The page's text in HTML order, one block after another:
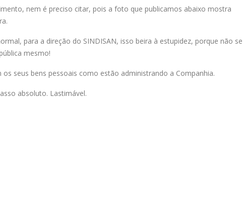
nem é preciso citar, pois a foto que publicamos abaixo mostra
para a direção do SINDISAN, isso beira à estupidez, porque não se
mesmo!
seus bens pessoais como estão administrando a Companhia.
absoluto. Lastimável.